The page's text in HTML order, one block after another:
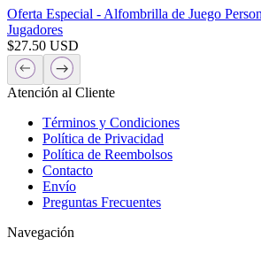
Oferta Especial - Alfombrilla de Juego
Jugadores
$27.50 USD
Atención al Cliente
Términos y Condiciones
Política de Privacidad
Política de Reembolsos
Contacto
Envío
Preguntas Frecuentes
Navegación